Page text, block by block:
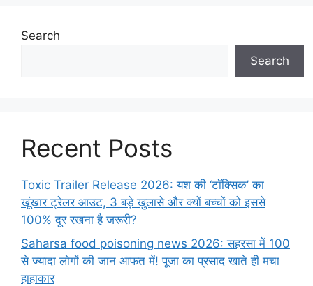
Search
Search
Recent Posts
Toxic Trailer Release 2026: यश की ‘टॉक्सिक’ का
खूंखार ट्रेलर आउट, 3 बड़े खुलासे और क्यों बच्चों को इससे
100% दूर रखना है जरूरी?
Saharsa food poisoning news 2026: सहरसा में 100
से ज्यादा लोगों की जान आफत में! पूजा का प्रसाद खाते ही मचा
हाहाकार